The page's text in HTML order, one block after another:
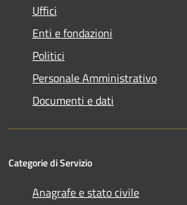
Uffici
Enti e fondazioni
Politici
Personale Amministrativo
Documenti e dati
Categorie di Servizio
Anagrafe e stato civile